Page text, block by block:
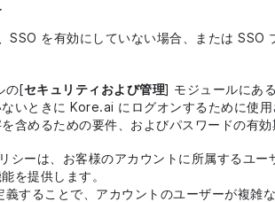
SSO を有効にしていない場合、または
の[セキュリティおよび管理] モジュールにあ
いときに Kore.ai にログオンするために使
含めるための要件、およびパスワードの有
シーは、お客様のアカウントに所属するユ
を提供します。
することで、アカウントのユーザーが複雑